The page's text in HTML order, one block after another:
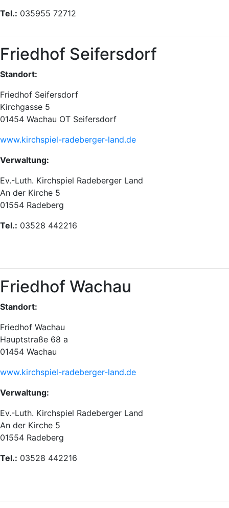
Tel.: 035955 72712
Friedhof Seifersdorf
Standort:
Friedhof Seifersdorf
Kirchgasse 5
01454 Wachau OT Seifersdorf
www.kirchspiel-radeberger-land.de
Verwaltung:
Ev.-Luth. Kirchspiel Radeberger Land
An der Kirche 5
01554 Radeberg
Tel.: 03528 442216
Friedhof Wachau
Standort:
Friedhof Wachau
Hauptstraße 68 a
01454 Wachau
www.kirchspiel-radeberger-land.de
Verwaltung:
Ev.-Luth. Kirchspiel Radeberger Land
An der Kirche 5
01554 Radeberg
Tel.: 03528 442216